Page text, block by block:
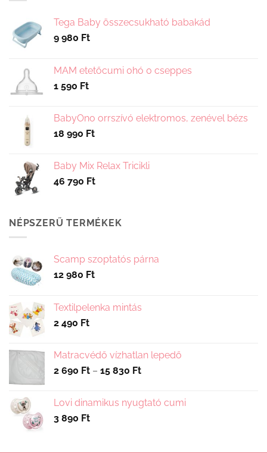
változatok
termékoldalon
ki
Tega Baby összecsukható babakád
9 980 Ft
MAM etetőcumi 0hó 0 cseppes
1 590 Ft
BabyOno orrszívó elektromos, zenével bézs
18 990 Ft
Baby Mix Relax Tricikli
46 790 Ft
NÉPSZERŰ TERMÉKEK
Scamp szoptatós párna
12 980 Ft
Textilpelenka mintás
2 490 Ft
Matracvédő vízhatlan lepedő
2 690 Ft – 15 830 FtÁrtartomány:
-
Lovi dinamikus nyugtató cumi
3 890 Ft